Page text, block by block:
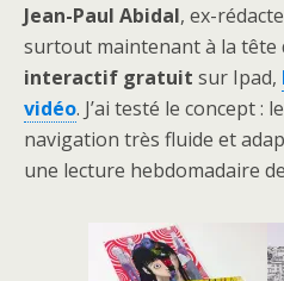
Jean-Paul Abidal, ex-
surtout maintenant à la tête
interactif gratuit sur Ipad,
vidéo. J’ai testé le concept :
navigation très fluide et
une lecture hebdomadaire